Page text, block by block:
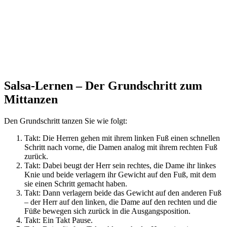
Salsa-Lernen – Der Grundschritt zum
Mittanzen
Den Grundschritt tanzen Sie wie folgt:
Takt: Die Herren gehen mit ihrem linken Fuß einen schnellen
Schritt nach vorne, die Damen analog mit ihrem rechten Fuß
zurück.
Takt: Dabei beugt der Herr sein rechtes, die Dame ihr linkes
Knie und beide verlagern ihr Gewicht auf den Fuß, mit dem
sie einen Schritt gemacht haben.
Takt: Dann verlagern beide das Gewicht auf den anderen Fuß
– der Herr auf den linken, die Dame auf den rechten und die
Füße bewegen sich zurück in die Ausgangsposition.
Takt: Ein Takt Pause.